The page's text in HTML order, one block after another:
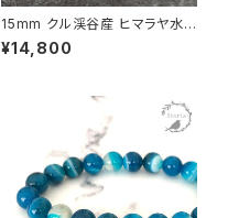
15mm クル渓谷産 ヒマラヤ水
晶 ブレスレット 微細な虹・ライ
モナイト入り【画像現物】
¥14,800